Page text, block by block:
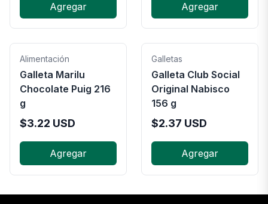
Agregar Agregar
Alimentación
Galleta Marilu
Chocolate Puig 216
g
$3.22 USD
Agregar
Galletas
Galleta Club Social
Original Nabisco
156 g
$2.37 USD
Agregar